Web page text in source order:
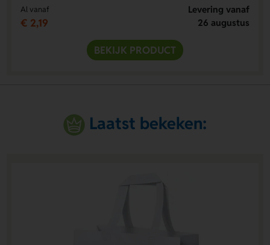
Al vanaf
€ 2,19
Levering vanaf
26 augustus
BEKIJK PRODUCT
Laatst bekeken: